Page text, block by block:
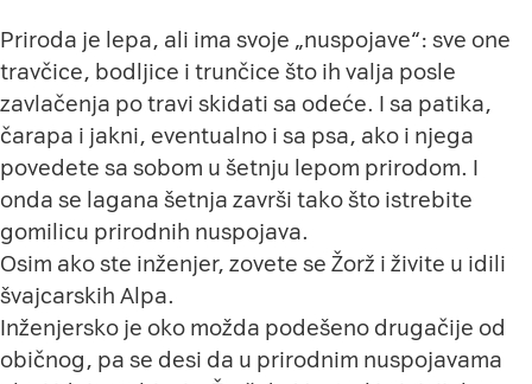
Priroda je lepa, ali ima svoje „nuspojave“: sve one
travčice, bodljice i trunčice što ih valja posle
zavlačenja po travi skidati sa odeće. I sa patika,
čarapa i jakni, eventualno i sa psa, ako i njega
povedete sa sobom u šetnju lepom prirodom. I
onda se lagana šetnja završi tako što istrebite
gomilicu prirodnih nuspojava.
Osim ako ste inženjer, zovete se Žorž i živite u idili
švajcarskih Alpa.
Inženjersko je oko možda podešeno drugačije od
običnog, pa se desi da u prirodnim nuspojavama